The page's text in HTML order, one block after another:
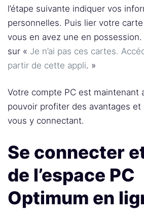
l’étape suivante indiquer vos
personnelles. Puis lier votre
vous en avez une en
sur « Je n’ai pas ces cartes.
partir de cette appli. »
Votre compte PC est maintenant
pouvoir profiter des avantages et
vous y connectant.
Se connecter
de l’espace PC
Optimum en